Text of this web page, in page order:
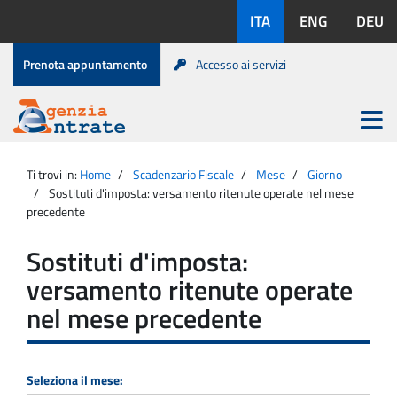
contenuto
disponibili:
ITA ENG DEU
Menu
di
servizio
Prenota appuntamento Accesso ai servizi
Agenzia
Entrate
Apri
menu
principale
Ti trovi in: Home Scadenzario Fiscale Mese
Giorno
Sostituti d'imposta: versamento ritenute operate nel mese
precedente
Sostituti d'imposta:
versamento ritenute operate
nel mese precedente
Seleziona il mese: